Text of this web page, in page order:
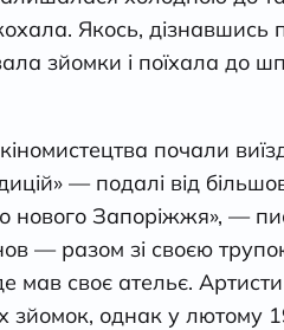
Якось, дізнавшись
зйомки і поїхала до
почали
— подалі від
нового Запоріжжя», —
— разом зі своєю
мав своє ательє.
зйомок, однак у лютому